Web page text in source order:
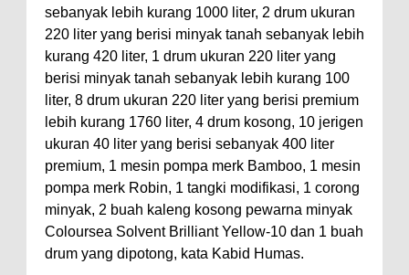
sebanyak lebih kurang 1000 liter, 2 drum ukuran
220 liter yang berisi minyak tanah sebanyak lebih
kurang 420 liter, 1 drum ukuran 220 liter yang
berisi minyak tanah sebanyak lebih kurang 100
liter, 8 drum ukuran 220 liter yang berisi premium
lebih kurang 1760 liter, 4 drum kosong, 10 jerigen
ukuran 40 liter yang berisi sebanyak 400 liter
premium, 1 mesin pompa merk Bamboo, 1 mesin
pompa merk Robin, 1 tangki modifikasi, 1 corong
minyak, 2 buah kaleng kosong pewarna minyak
Coloursea Solvent Brilliant Yellow-10 dan 1 buah
drum yang dipotong, kata Kabid Humas.